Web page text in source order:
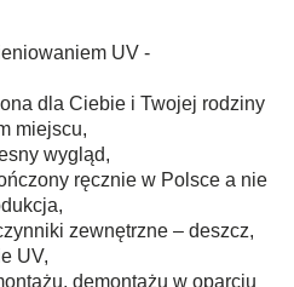
UV -
dla Ciebie i Twojej rodziny
miejscu,
wygląd,
ręcznie w Polsce a nie
zewnętrzne – deszcz,
UV,
demontażu w oparciu